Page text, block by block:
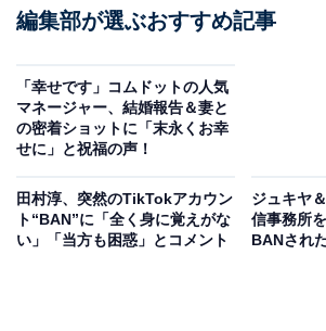
編集部が選ぶおすすめ記事
「幸せです」コムドットの人気
マネージャー、結婚報告＆妻と
の密着ショットに「末永くお幸
せに」と祝福の声！
田村淳、突然のTikTokアカウン
ト“BAN”に「全く身に覚えがな
い」「当方も困惑」とコメント
ジュキヤ
信事務所
BANされ